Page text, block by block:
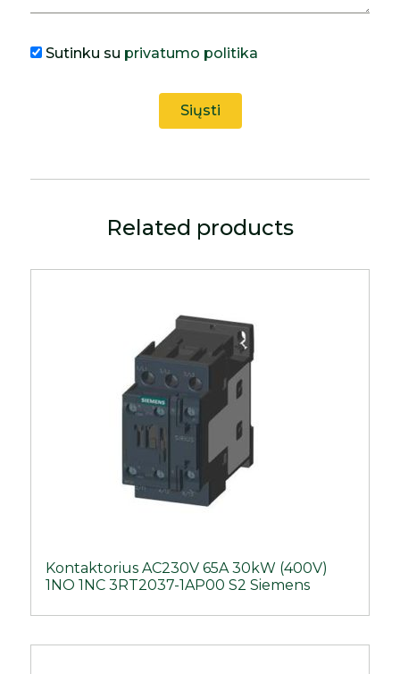
Sutinku su privatumo politika
Related products
Kontaktorius AC230V 65A 30kW (400V)
1NO 1NC 3RT2037-1AP00 S2 Siemens